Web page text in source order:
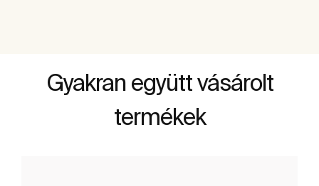
Gyakran együtt vásárolt
termékek